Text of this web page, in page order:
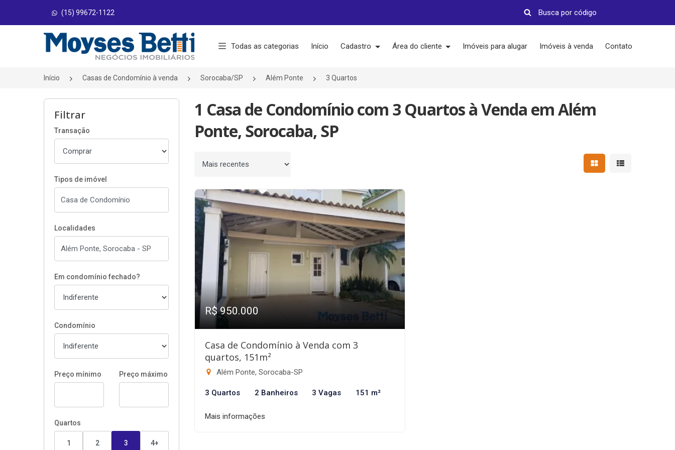
(15) 99672-1122
Página inicial Todas as categorias Início Cadastro Área do cliente Imóveis para alugar Imóveis à venda Contato
Início Casas de Condomínio à venda Sorocaba/SP Além Ponte 3 Quartos
Filtrar
Transação
Tipos de imóvel
Localidades
Em condomínio fechado?
Condomínio
Preço mínimo Preço máximo
Quartos
1 2 3 4+
1 Casa de Condomínio com 3 Quartos à Venda em Além
Ponte, Sorocaba, SP
Ordenar por Mostrar resultados em
Mostrar
R$ 950.000
Casa de Condomínio à Venda com 3
quartos, 151m²
Além Ponte, Sorocaba-SP
3 Quartos 2 Banheiros 3 Vagas 151 m²
Mais informações